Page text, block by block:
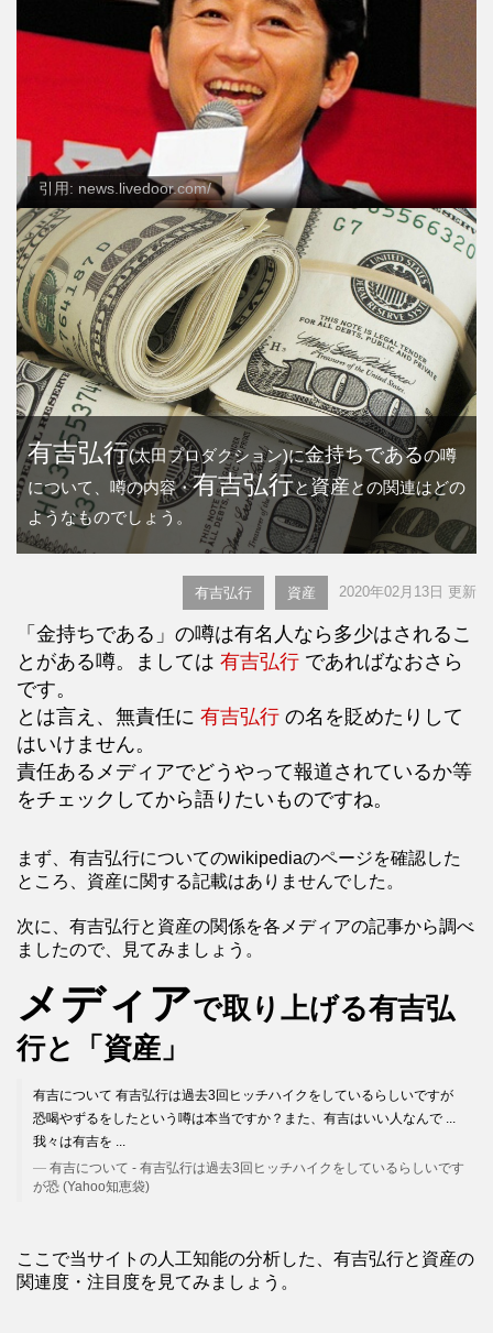
引用: news.livedoor.com/
有吉弘行(太田プロダクション)に金持ちであるの噂
について、噂の内容・有吉弘行と資産との関連はどの
ようなものでしょう。
有吉弘行 資産 2020年02月13日 更新
「金持ちである」の噂は有名人なら多少はされるこ
とがある噂。ましては 有吉弘行 であればなおさら
です。
とは言え、無責任に 有吉弘行 の名を貶めたりして
はいけません。
責任あるメディアでどうやって報道されているか等
をチェックしてから語りたいものですね。
まず、有吉弘行についてのwikipediaのページを確認した
ところ、資産に関する記載はありませんでした。
次に、有吉弘行と資産の関係を各メディアの記事から調べ
ましたので、見てみましょう。
メディアで取り上げる有吉弘
行と「資産」
有吉について 有吉弘行は過去3回ヒッチハイクをしているらしいですが
恐喝やずるをしたという噂は本当ですか？また、有吉はいい人なんで ...
我々は有吉を ...
有吉について - 有吉弘行は過去3回ヒッチハイクをしているらしいです
が恐 (Yahoo知恵袋)
ここで当サイトの人工知能の分析した、有吉弘行と資産の
関連度・注目度を見てみましょう。